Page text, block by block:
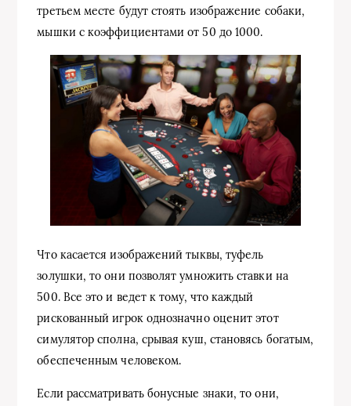
третьем месте будут стоять изображение собаки,
мышки с коэффициентами от 50 до 1000.
Что касается изображений тыквы, туфель
золушки, то они позволят умножить ставки на
500. Все это и ведет к тому, что каждый
рискованный игрок однозначно оценит этот
симулятор сполна, срывая куш, становясь богатым,
обеспеченным человеком.
Если рассматривать бонусные знаки, то они,